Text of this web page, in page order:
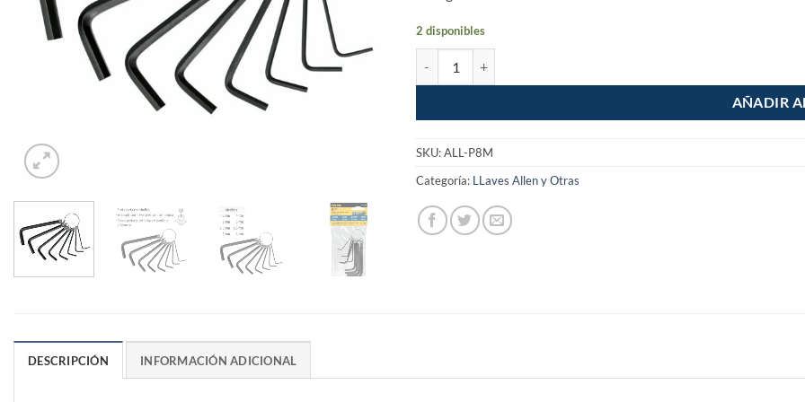
2 disponibles
AÑADIR
SKU:ALL-P8M
Categoría: LLaves Allen y Otras
DESCRIPCIÓN INFORMACIÓN ADICIONAL